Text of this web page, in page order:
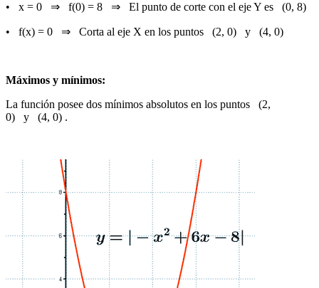
• x = 0 ⇒ f(0) = 8 ⇒ El punto de corte con el eje Y es (0, 8)
• f(x) = 0 ⇒ Corta al eje X en los puntos (2, 0) y (4, 0)
Máximos y mínimos:
La función posee dos mínimos absolutos en los puntos (2,
0) y (4, 0) .